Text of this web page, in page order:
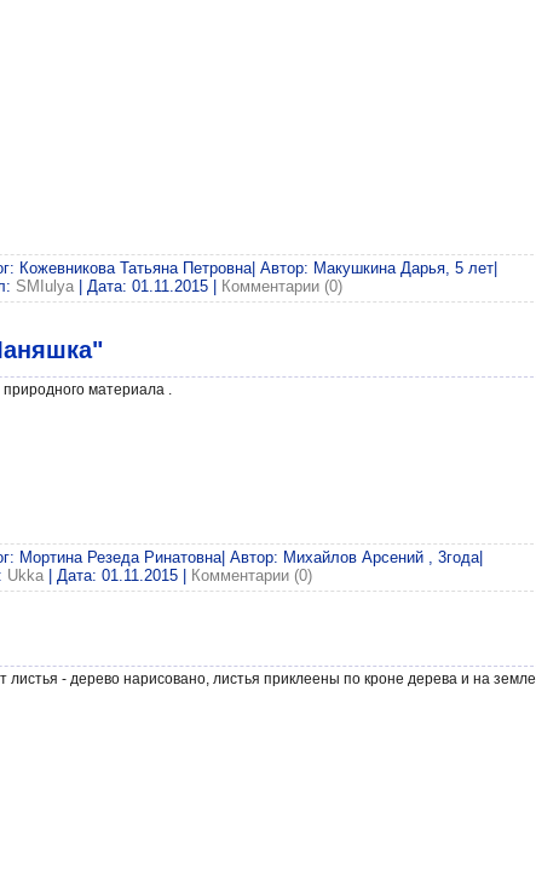
Кожевникова Татьяна Петровна| Автор: Макушкина Дарья, 5 лет|
SMIulya | Дата: 01.11.2015 Комментарии (0)
материала .
Мортина Резеда Ринатовна| Автор: Михайлов Арсений , 3года|
Ukka | Дата: 01.11.2015 Комментарии (0)
листья - дерево нарисовано, листья приклеены по кроне дерева и на земле